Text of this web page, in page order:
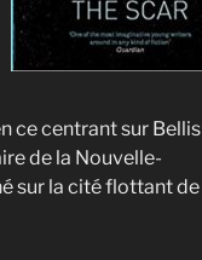
ce centrant sur Bellis
de la Nouvelle-
sur la cité flottant de